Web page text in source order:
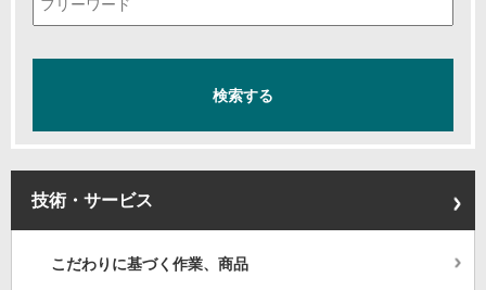
技術・サービス
こだわりに基づく作業、商品